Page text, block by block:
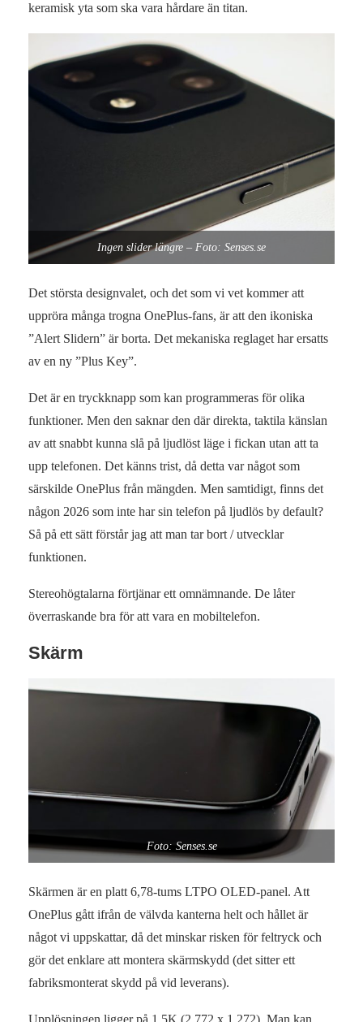
keramisk yta som ska vara hårdare än titan.
Ingen slider längre – Foto: Senses.se
Det största designvalet, och det som vi vet kommer att
uppröra många trogna OnePlus-fans, är att den ikoniska
”Alert Slidern” är borta. Det mekaniska reglaget har ersatts
av en ny ”Plus Key”.
Det är en tryckknapp som kan programmeras för olika
funktioner. Men den saknar den där direkta, taktila känslan
av att snabbt kunna slå på ljudlöst läge i fickan utan att ta
upp telefonen. Det känns trist, då detta var något som
särskilde OnePlus från mängden. Men samtidigt, finns det
någon 2026 som inte har sin telefon på ljudlös by default?
Så på ett sätt förstår jag att man tar bort / utvecklar
funktionen.
Stereohögtalarna förtjänar ett omnämnande. De låter
överraskande bra för att vara en mobiltelefon.
Skärm
Foto: Senses.se
Skärmen är en platt 6,78-tums LTPO OLED-panel. Att
OnePlus gått ifrån de välvda kanterna helt och hållet är
något vi uppskattar, då det minskar risken för feltryck och
gör det enklare att montera skärmskydd (det sitter ett
fabriksmonterat skydd på vid leverans).
Upplösningen ligger på 1,5K (2 772 x 1 272). Man kan